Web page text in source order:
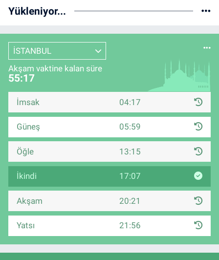
Yükleniyor...
İSTANBUL
Akşam vaktine kalan süre
55:17
İmsak 04:17
Güneş 05:59
Öğle 13:15
İkindi 17:07
Akşam 20:21
Yatsı 21:56